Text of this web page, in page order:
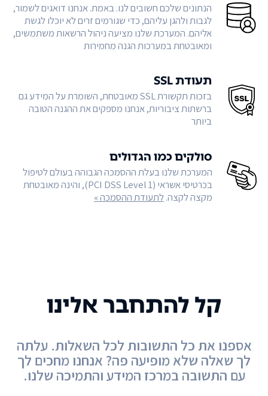
הנתונים שלכם חשובים לנו. באמת. אנחנו דואגים לשמור,
לגבות ולהגן עליהם, כדי שגורמים זרים לא יוכלו לגשת
אליהם. המערכת שלנו מציעה ניהול הרשאות משתמשים,
ומאובטחת במערכות הגנה מחמירות
תעודת SSL
בזכות תקשורת SSL מאובטחת, השומרת על המידע גם
ברשתות ציבוריות, אנחנו מספקים את ההגנה הטובה
ביותר
סולקים כמו הגדולים
המערכת שלנו בעלת ההסמכה הגבוהה בעולם לטיפול
בכרטיסי אשראי (PCI DSS Level 1), והינה מאובטחת
מקצה לקצה.לתעודת ההסמכה »
קל להתחבר אלינו
אספנו את כל התשובות לכל השאלות. עלתה
לך שאלה שלא מופיעה פה? אנחנו מחכים לך
עם התשובה במרכז המידע והתמיכה שלנו.